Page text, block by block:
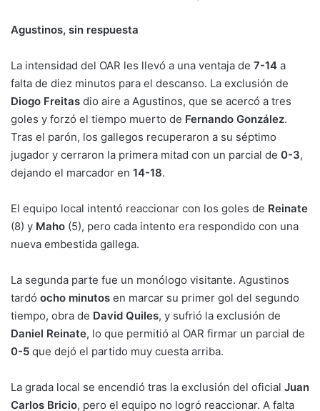
Agustinos, sin respuesta
La intensidad del OAR les llevó a una ventaja de 7-14 a
falta de diez minutos para el descanso. La exclusión de
Diogo Freitas dio aire a Agustinos, que se acercó a tres
goles y forzó el tiempo muerto de Fernando González.
Tras el parón, los gallegos recuperaron a su séptimo
jugador y cerraron la primera mitad con un parcial de 0-3,
dejando el marcador en 14-18.
El equipo local intentó reaccionar con los goles de Reinate
(8) y Maho (5), pero cada intento era respondido con una
nueva embestida gallega.
La segunda parte fue un monólogo visitante. Agustinos
tardó ocho minutos en marcar su primer gol del segundo
tiempo, obra de David Quiles, y sufrió la exclusión de
Daniel Reinate, lo que permitió al OAR firmar un parcial de
0-5 que dejó el partido muy cuesta arriba.
La grada local se encendió tras la exclusión del oficial Juan
Carlos Bricio, pero el equipo no logró reaccionar. A falta